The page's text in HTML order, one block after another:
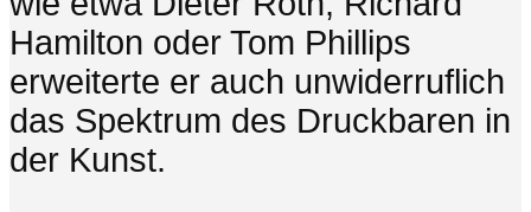
Hamilton oder Tom Phillips
erweiterte er auch unwiderruflich
das Spektrum des Druckbaren in
der Kunst.